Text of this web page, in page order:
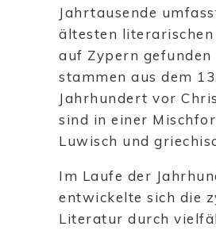
Jahrtausende
ältesten literarischen
auf Zypern gefunden
stammen aus dem 13.
Jahrhundert vor
sind in einer
Luwisch und
Im Laufe der
entwickelte sich die
Literatur durch